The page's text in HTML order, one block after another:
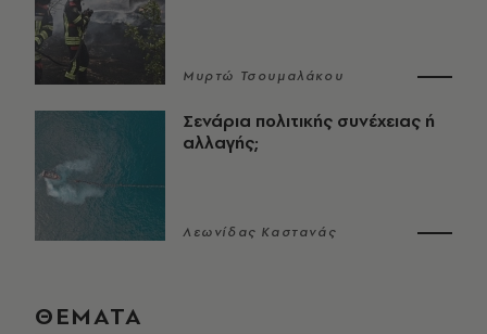
Μυρτώ Τσουμαλάκου
Σενάρια πολιτικής συνέχειας ή
αλλαγής;
Λεωνίδας Καστανάς
ΘΕΜΑΤΑ